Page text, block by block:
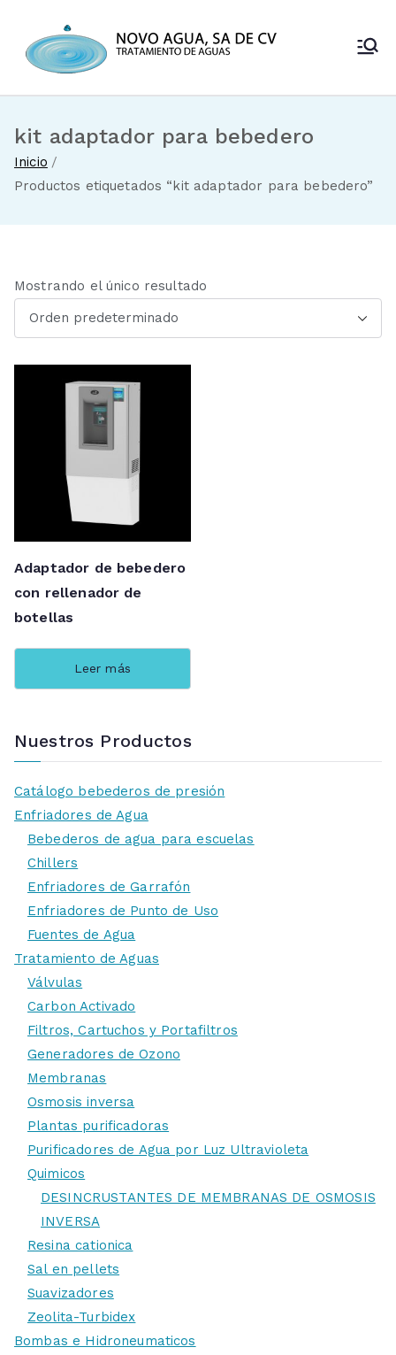
contenido
Novo Agua
de aguas
kit adaptador para bebedero
Inicio
Productos etiquetados “kit adaptador para bebedero”
Mostrando el único resultado
Adaptador de bebedero
con rellenador de
botellas
Leer más
Nuestros Productos
Catálogo bebederos de presión
Enfriadores de Agua
Bebederos de agua para escuelas
Chillers
Enfriadores de Garrafón
Enfriadores de Punto de Uso
Fuentes de Agua
Tratamiento de Aguas
Válvulas
Carbon Activado
Filtros, Cartuchos y Portafiltros
Generadores de Ozono
Membranas
Osmosis inversa
Plantas purificadoras
Purificadores de Agua por Luz Ultravioleta
Quimicos
DESINCRUSTANTES DE MEMBRANAS DE OSMOSIS
INVERSA
Resina cationica
Sal en pellets
Suavizadores
Zeolita-Turbidex
Bombas e Hidroneumaticos